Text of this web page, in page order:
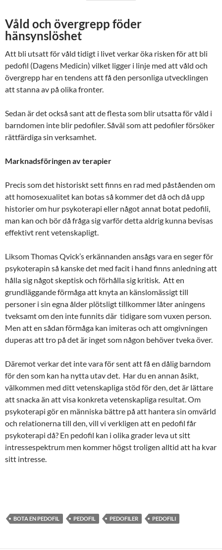
Våld och övergrepp föder
hänsynslöshet
Att bli utsatt för våld tidigt i livet verkar öka risken för att bli
pedofil (Dagens Medicin) vilket ligger i linje med att våld och
övergrepp har en tendens att få den personliga utvecklingen
att stanna av på olika fronter.
Sedan är det också sant att de flesta som blir utsatta för våld i
barndomen inte blir pedofiler. Såväl som att pedofiler försöker
rättfärdiga sin verksamhet.
Marknadsföringen av terapier
Precis som det historiskt sett finns en rad med påståenden om
att homosexualitet kan botas så kommer det då och då upp
historier om hur psykoterapi eller något annat botat pedofili,
man kan och bör då fråga sig varför detta aldrig kunna bevisas
effektivt rent vetenskapligt.
Liksom Thomas Qvick’s erkännanden ansågs vara en seger för
psykoterapin så kanske det med facit i hand finns anledning att
hålla sig något skeptisk och förhålla sig kritisk. Att en
grundläggande förmåga att knyta an känslomässigt till
personer i sin egna ålder plötsligt tillkommer låter aningens
tveksamt om den inte funnits där tidigare som vuxen person.
Men att en sådan förmåga kan imiteras och att omgivningen
duperas att tro på det är inget som någon behöver tveka över.
Däremot verkar det inte vara för sent att få en dålig barndom
för den som kan ha nytta utav det. Har du en annan åsikt,
välkommen med ditt vetenskapliga stöd för den, det är lättare
att snacka än att visa konkreta vetenskapliga resultat. Om
psykoterapi gör en människa bättre på att hantera sin omvärld
och relationerna till den, vill vi verkligen att en pedofil får
psykoterapi då? En pedofil kan i olika grader leva ut sitt
intressespektrum men kommer högst troligen alltid att ha kvar
sitt intresse.
BOTA EN PEDOFIL PEDOFIL PEDOFILER PEDOFILI